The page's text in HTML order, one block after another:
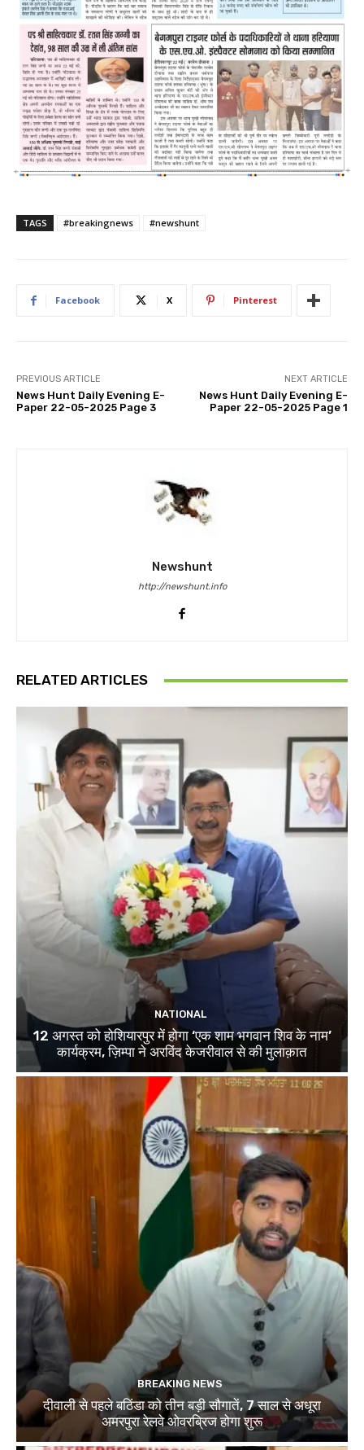
TAGS #breakingnews #newshunt
Facebook X Pinterest
PREVIOUS ARTICLE
News Hunt Daily Evening E-
Paper 22-05-2025 Page 3
NEXT ARTICLE
News Hunt Daily Evening E-
Paper 22-05-2025 Page 1
Newshunt
http://newshunt.info
RELATED ARTICLES
NATIONAL
12 अगस्त को होशियारपुर में होगा ‘एक शाम भगवान शिव के नाम’
कार्यक्रम, ज़िम्पा ने अरविंद केजरीवाल से की मुलाक़ात
BREAKING NEWS
दीवाली से पहले बठिंडा को तीन बड़ी सौगातें, 7 साल से अधूरा
अमरपुरा रेलवे ओवरब्रिज होगा शुरू